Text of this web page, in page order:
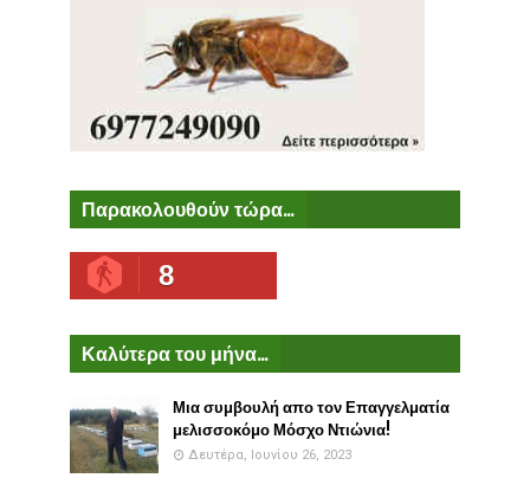
Παρακολουθούν τώρα...
8
Καλύτερα του μήνα...
Μια συμβουλή απο τον Επαγγελματία
μελισσοκόμο Μόσχο Ντιώνια!
Δευτέρα, Ιουνίου 26, 2023